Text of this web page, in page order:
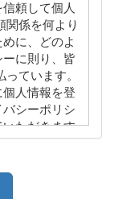
頼して個人
関係を何より
に、どのよ
に則り、皆
ています。
人情報を登
シーポリシ
ただきます
読してご理